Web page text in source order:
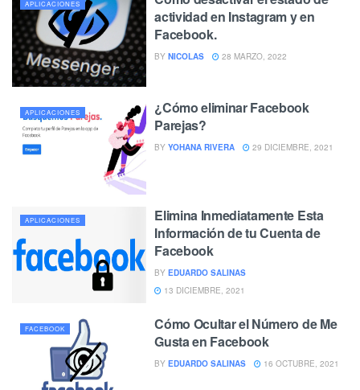
APLICACIONES
actividad en Instagram y en
Facebook.
BY NICOLAS 28 MARZO, 2022
APLICACIONES
¿Cómo eliminar Facebook
Parejas?
BY YOHANA RIVERA 29 DICIEMBRE, 2021
APLICACIONES
Elimina Inmediatamente Esta
Información de tu Cuenta de
Facebook
BY EDUARDO SALINAS
13 DICIEMBRE, 2021
FACEBOOK
Cómo Ocultar el Número de Me
Gusta en Facebook
BY EDUARDO SALINAS 16 OCTUBRE, 2021